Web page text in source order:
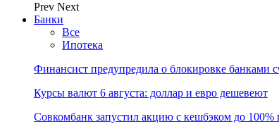
Prev Next
Банки
Все
Ипотека
Финансист предупредила о блокировке банками
Курсы валют 6 августа: доллар и евро дешевеют
Совкомбанк запустил акцию с кешбэком до 100%